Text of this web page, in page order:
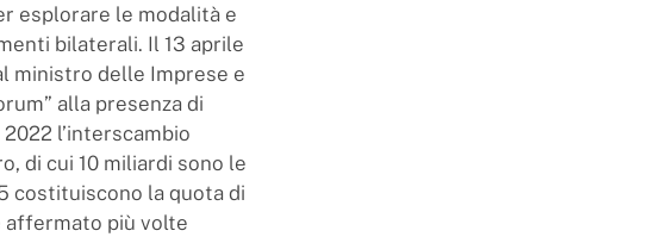
esplorare le modalità e
bilaterali. Il 13 aprile
ministro delle Imprese e
alla presenza di
l’interscambio
di cui 10 miliardi sono le
costituiscono la quota di
affermato più volte